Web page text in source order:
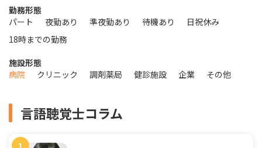
勤務形態
パート
夜勤あり 準夜勤あり 待機あり
日祝休み
18時までの勤務
施設形態
病院
クリニック 調剤薬局 健診施設 企業 その他
言語聴覚士コラム